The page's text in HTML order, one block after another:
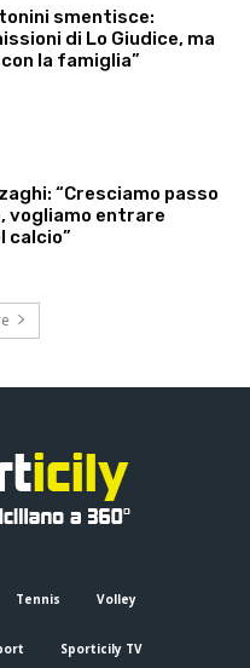
smentisce:
di Lo Giudice, ma
la famiglia”
“Cresciamo passo
vogliamo entrare
calcio”
Tennis Volley
Sporticily TV